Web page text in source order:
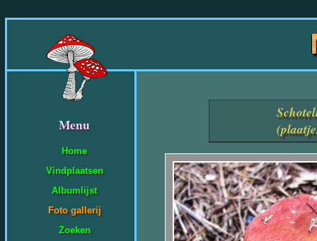
Menu
Home
Vindplaatsen
Albumlijst
Foto gallerij
Zoeken